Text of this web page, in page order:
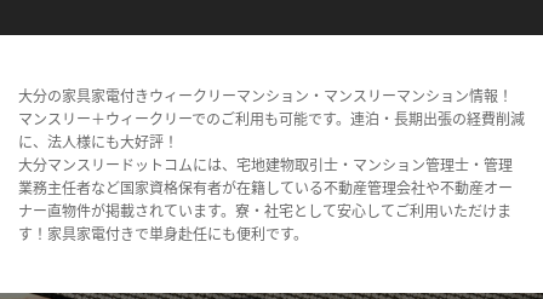
大分の家具家電付きウィークリーマンション・マンスリーマンション情報！
マンスリー＋ウィークリーでのご利用も可能です。連泊・長期出張の経費削減
に、法人様にも大好評！
大分マンスリードットコムには、宅地建物取引士・マンション管理士・管理
業務主任者など国家資格保有者が在籍している不動産管理会社や不動産オー
ナー直物件が掲載されています。寮・社宅として安心してご利用いただけま
す！家具家電付きで単身赴任にも便利です。